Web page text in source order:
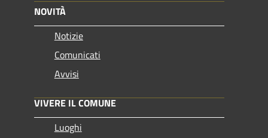
NOVITÀ
Notizie
Comunicati
Avvisi
VIVERE IL COMUNE
Luoghi